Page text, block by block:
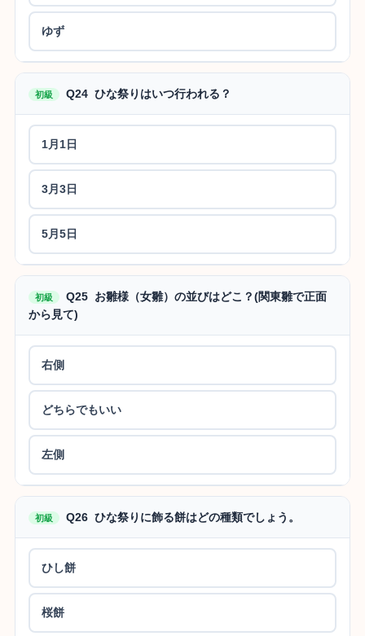
ゆず
初級 Q24 ひな祭りはいつ行われる？
1月1日
3月3日
5月5日
初級
Q25 お雛様（女雛）の並びはどこ？(関東雛で正面
から見て)
右側
どちらでもいい
左側
初級 Q26 ひな祭りに飾る餅はどの種類でしょう。
ひし餅
桜餅